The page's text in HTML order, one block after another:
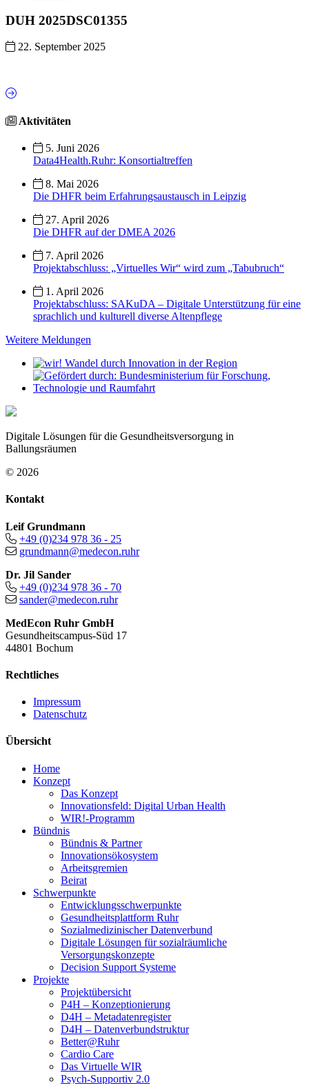
DUH 2025DSC01355
22. September 2025
Aktivitäten
5. Juni 2026
Data4Health.Ruhr: Konsortialtreffen
8. Mai 2026
Die DHFR beim Erfahrungsaustausch in Leipzig
27. April 2026
Die DHFR auf der DMEA 2026
7. April 2026
Projektabschluss: „Virtuelles Wir“ wird zum „Tabubruch“
1. April 2026
Projektabschluss: SAKuDA – Digitale Unterstützung für eine
sprachlich und kulturell diverse Altenpflege
Weitere Meldungen
Digitale Lösungen für die Gesundheitsversorgung in
Ballungsräumen
© 2026
Kontakt
Leif Grundmann
+49 (0)234 978 36 - 25
grundmann@medecon.ruhr
Dr. Jil Sander
+49 (0)234 978 36 - 70
sander@medecon.ruhr
MedEcon Ruhr GmbH
Gesundheitscampus-Süd 17
44801 Bochum
Rechtliches
Impressum
Datenschutz
Übersicht
Home
Konzept
Das Konzept
Innovationsfeld: Digital Urban Health
WIR!-Programm
Bündnis
Bündnis & Partner
Innovationsökosystem
Arbeitsgremien
Beirat
Schwerpunkte
Entwicklungsschwerpunkte
Gesundheitsplattform Ruhr
Sozialmedizinischer Datenverbund
Digitale Lösungen für sozialräumliche
Versorgungskonzepte
Decision Support Systeme
Projekte
Projektübersicht
P4H – Konzeptionierung
D4H – Metadatenregister
D4H – Datenverbundstruktur
Better@Ruhr
Cardio Care
Das Virtuelle WIR
Psych-Supportiv 2.0